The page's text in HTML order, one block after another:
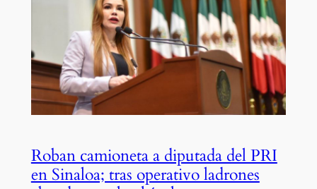
Roban camioneta a diputada del PRI
en Sinaloa; tras operativo ladrones